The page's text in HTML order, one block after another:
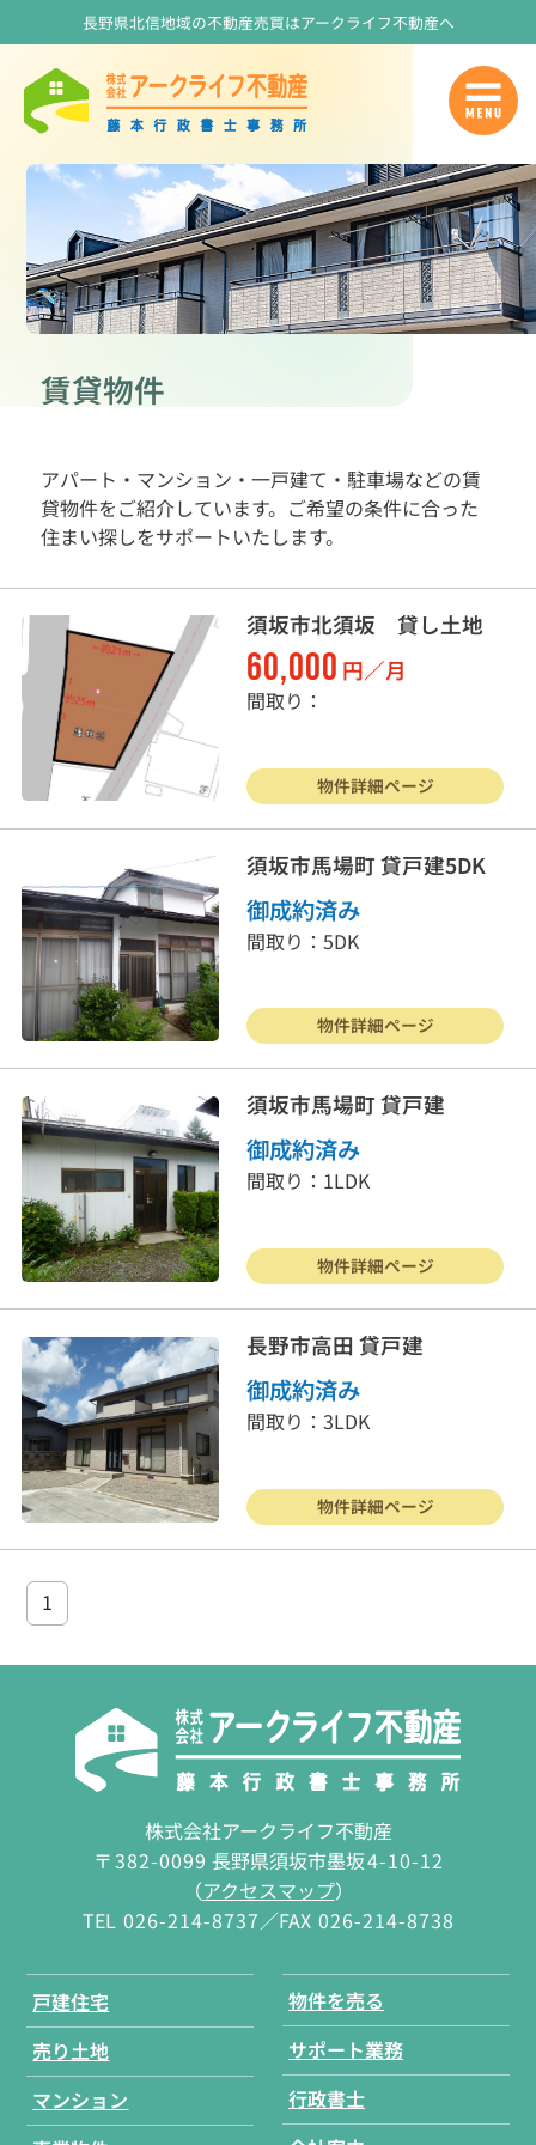
長野県北信地域の不動産売買はアークライフ不動産へ
賃貸物件
アパート・マンション・一戸建て・駐車場などの賃
貸物件をご紹介しています。ご希望の条件に合った
住まい探しをサポートいたします。
須坂市北須坂 貸し土地
60,000 円／月
間取り：
物件詳細ページ
須坂市馬場町 貸戸建5DK
御成約済み
間取り：5DK
物件詳細ページ
須坂市馬場町 貸戸建
御成約済み
間取り：1LDK
物件詳細ページ
長野市高田 貸戸建
御成約済み
間取り：3LDK
物件詳細ページ
1
株式会社アークライフ不動産
〒382-0099 長野県須坂市墨坂4-10-12
（アクセスマップ）
TEL 026-214-8737／FAX 026-214-8738
戸建住宅
売り土地
マンション
物件を売る
サポート業務
行政書士
戸建住宅
事業物件
賃貸物件 物件を売る
サポート業務 行政書士
会社案内 お問合わせ
お客様の声
よくある質問
リンク集
個人情報保護方針
026-214-8737
営業時間 9:30〜18:00
定休日 水曜日・日曜・祝日